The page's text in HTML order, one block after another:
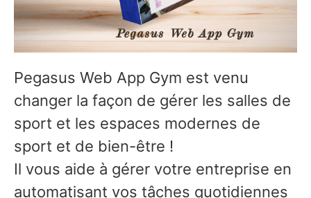
Pegasus Web App Gym est venu
changer la façon de gérer les salles de
sport et les espaces modernes de
sport et de bien-être !
Il vous aide à gérer votre entreprise en
automatisant vos tâches quotidiennes